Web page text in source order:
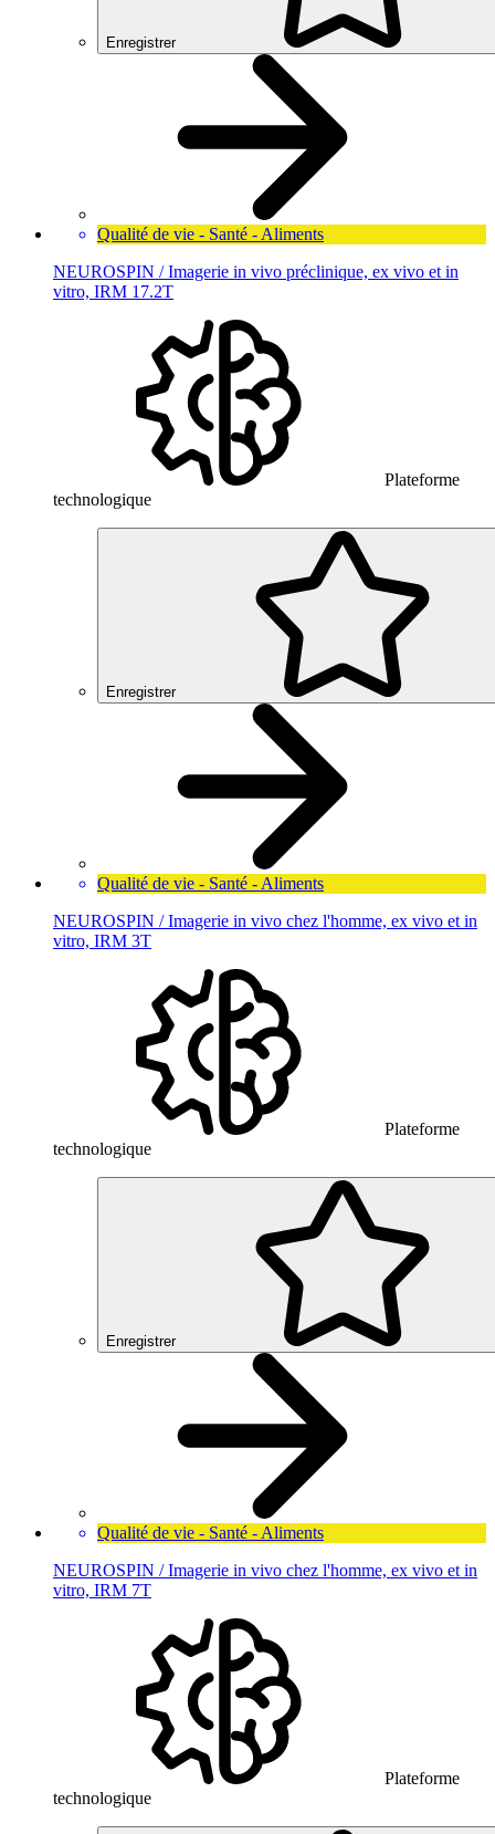
Enregistrer
Qualité de vie - Santé - Aliments
NEUROSPIN / Imagerie in vivo préclinique, ex vivo et in
vitro, IRM 17.2T
Plateforme
technologique
Enregistrer
Qualité de vie - Santé - Aliments
NEUROSPIN / Imagerie in vivo chez l'homme, ex vivo et in
vitro, IRM 3T
Plateforme
technologique
Enregistrer
Qualité de vie - Santé - Aliments
NEUROSPIN / Imagerie in vivo chez l'homme, ex vivo et in
vitro, IRM 7T
Plateforme
technologique